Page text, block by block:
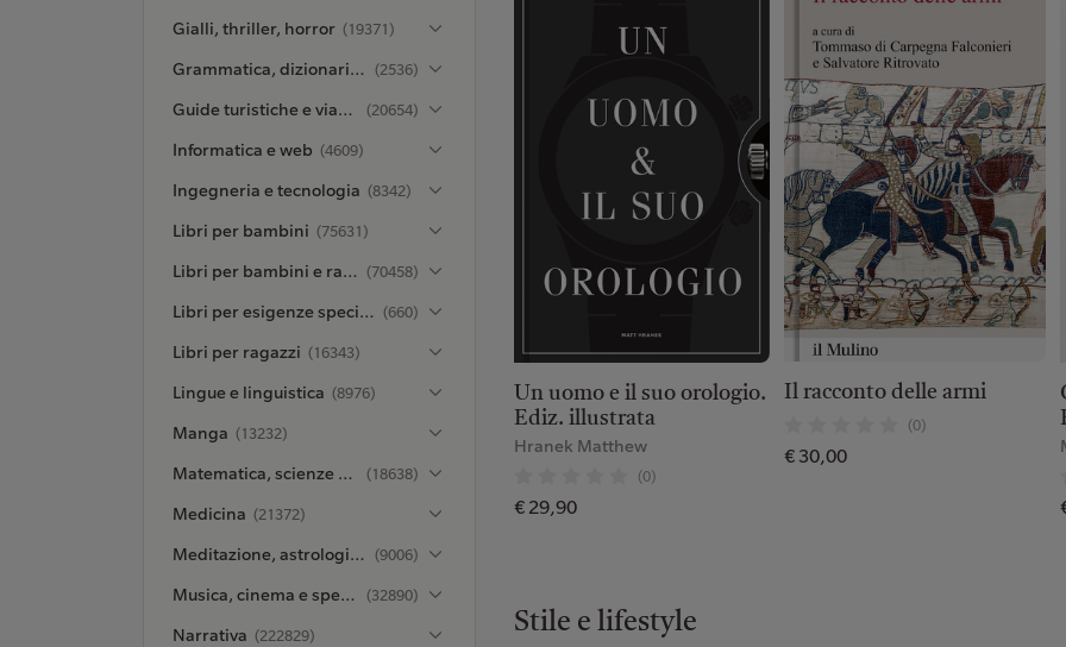
Gialli, thriller, horror (19371)
Grammatica, dizionari ed enciclopedie (2536)
Guide turistiche e viaggi (20654)
Informatica e web (4609)
Ingegneria e tecnologia (8342)
Libri per bambini (75631)
Libri per bambini e ragazzi (70458)
Libri per esigenze speciali (660)
Libri per ragazzi (16343)
Lingue e linguistica (8976)
Manga (13232)
Matematica, scienze e ambiente (18638)
Medicina (21372)
Meditazione, astrologia ed esoterismo (9006)
Musica, cinema e spettacolo (32890)
Narrativa (222829)
Un uomo e il suo orologio.
Ediz. illustrata
Hranek Matthew
(0)
€ 29,90
Il racconto delle armi
(0)
€ 30,00
Stile e lifestyle